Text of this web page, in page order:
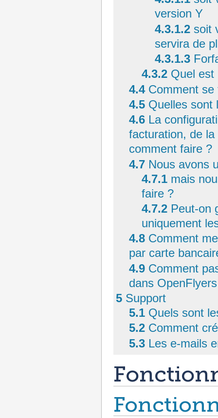
version Y
4.3.1.2 soit
servira de
4.3.1.3
4.3.2 Quel est
4.4 Comment se
4.5 Quelles sont
4.6 La
facturation, de
comment faire ?
4.7 Nous avons
4.7.1 mais
faire ?
4.7.2 Peut-on
uniquement
4.8 Comment
par carte
4.9 Comment
dans
5 Support
5.1 Quels sont
5.2 Comment
5.3 Les e-mails